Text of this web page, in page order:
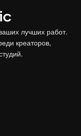
лучших работ.
креаторов,